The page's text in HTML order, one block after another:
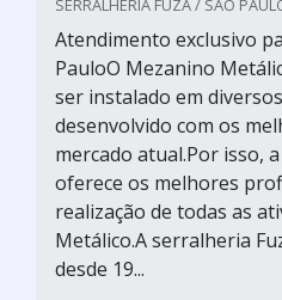
SERRALHERIA FUZA / SÃO
Atendimento exclusivo
PauloO Mezanino
ser instalado em
desenvolvido com os
mercado atual.Por isso,
oferece os melhores
realização de todas as
Metálico.A serralheria
desde 19...